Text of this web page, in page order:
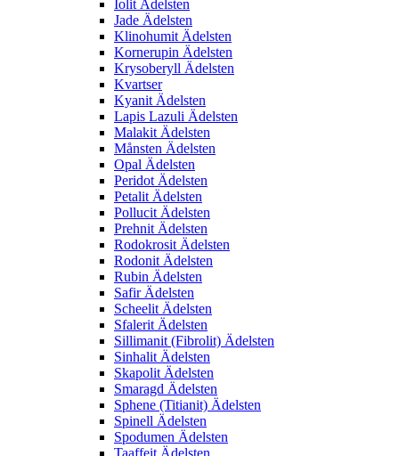
Iolit Ädelsten
Jade Ädelsten
Klinohumit Ädelsten
Kornerupin Ädelsten
Krysoberyll Ädelsten
Kvartser
Kyanit Ädelsten
Lapis Lazuli Ädelsten
Malakit Ädelsten
Månsten Ädelsten
Opal Ädelsten
Peridot Ädelsten
Petalit Ädelsten
Pollucit Ädelsten
Prehnit Ädelsten
Rodokrosit Ädelsten
Rodonit Ädelsten
Rubin Ädelsten
Safir Ädelsten
Scheelit Ädelsten
Sfalerit Ädelsten
Sillimanit (Fibrolit) Ädelsten
Sinhalit Ädelsten
Skapolit Ädelsten
Smaragd Ädelsten
Sphene (Titianit) Ädelsten
Spinell Ädelsten
Spodumen Ädelsten
Taaffeit Ädelsten